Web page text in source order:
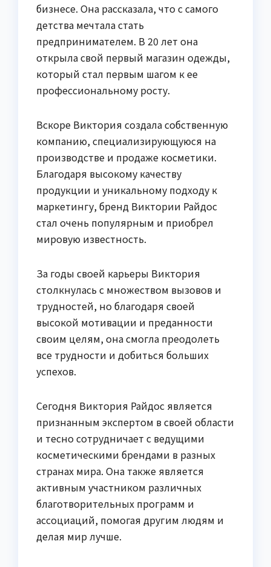
бизнесе. Она рассказала, что с самого
детства мечтала стать
предпринимателем. В 20 лет она
открыла свой первый магазин одежды,
который стал первым шагом к ее
профессиональному росту.
Вскоре Виктория создала собственную
компанию, специализирующуюся на
производстве и продаже косметики.
Благодаря высокому качеству
продукции и уникальному подходу к
маркетингу, бренд Виктории Райдос
стал очень популярным и приобрел
мировую известность.
За годы своей карьеры Виктория
столкнулась с множеством вызовов и
трудностей, но благодаря своей
высокой мотивации и преданности
своим целям, она смогла преодолеть
все трудности и добиться больших
успехов.
Сегодня Виктория Райдос является
признанным экспертом в своей области
и тесно сотрудничает с ведущими
косметическими брендами в разных
странах мира. Она также является
активным участником различных
благотворительных программ и
ассоциаций, помогая другим людям и
делая мир лучше.